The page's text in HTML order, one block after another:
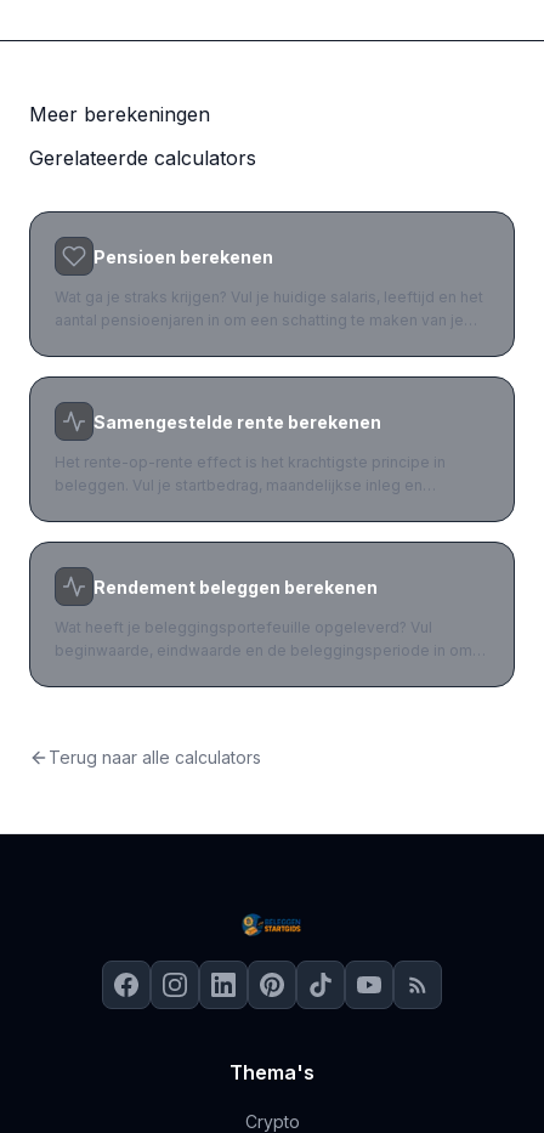
Meer berekeningen
Gerelateerde calculators
Pensioen berekenen
Wat ga je straks krijgen? Vul je huidige salaris, leeftijd en het
aantal pensioenjaren in om een schatting te maken van je
Samengestelde rente berekenen
Het rente-op-rente effect is het krachtigste principe in
beleggen. Vul je startbedrag, maandelijkse inleg en
Rendement beleggen berekenen
Wat heeft je beleggingsportefeuille opgeleverd? Vul
beginwaarde, eindwaarde en de beleggingsperiode in om
Terug naar alle calculators
Thema's
Crypto